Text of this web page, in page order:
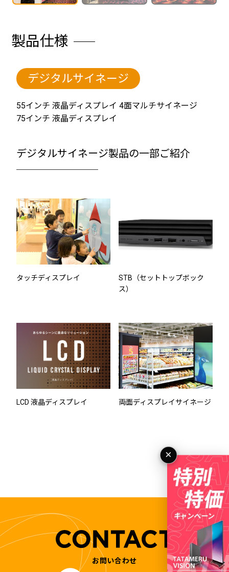
製品仕様
デジタルサイネージ
55インチ 液晶ディスプレイ 4面マルチサイネージ
75インチ 液晶ディスプレイ
デジタルサイネージ製品の一部ご紹介
────────
タッチディスプレイ
STB（セットトップボック
ス）
LCD 液晶ディスプレイ 両面ディスプレイサイネージ
×
お問い合わせ